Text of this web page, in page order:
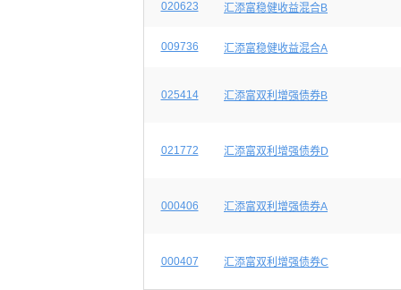
020623 汇添富稳健收益混合B
009736 汇添富稳健收益混合A
025414 汇添富双利增强债券B
021772 汇添富双利增强债券D
000406 汇添富双利增强债券A
000407 汇添富双利增强债券C